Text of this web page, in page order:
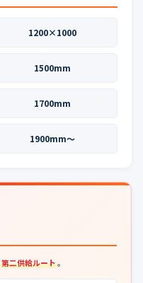
1200×1000
1500mm
1700mm
1900mm〜
第二供給ルート。